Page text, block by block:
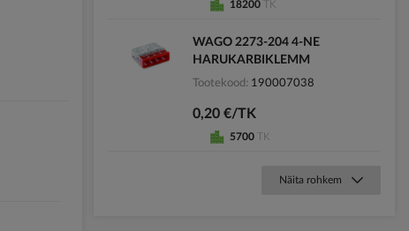
18200 TK
WAGO 2273-204 4-NE
HARUKARBIKLEMM
Tootekood 190007038
0,20 €/TK
5700 TK
Näita rohkem